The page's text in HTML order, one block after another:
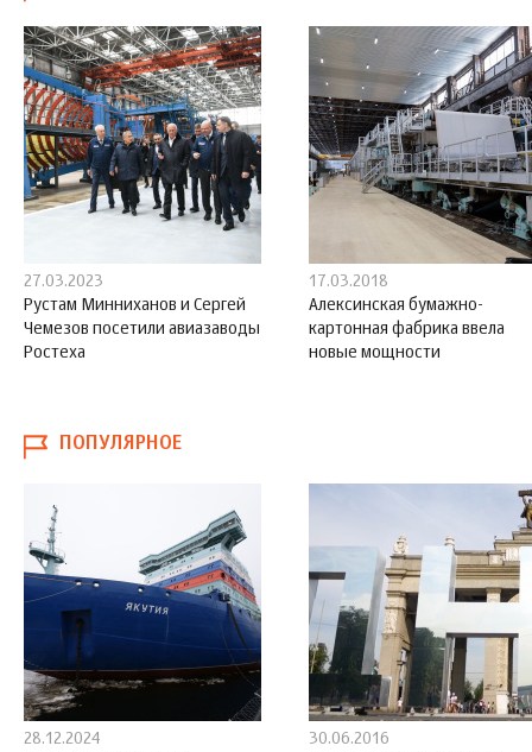
27.03.2023
Рустам Минниханов и Сергей
Чемезов посетили авиазаводы
Ростеха
17.03.2018
Алексинская бумажно-
картонная фабрика ввела
новые мощности
ПОПУЛЯРНОЕ
28.12.2024
30.06.2016